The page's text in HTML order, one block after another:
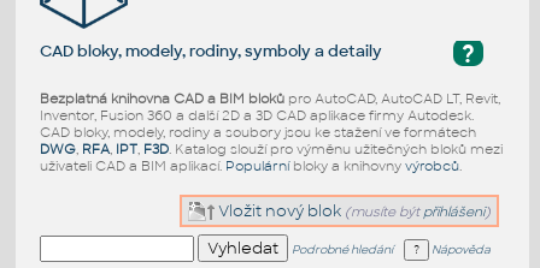
?
CAD bloky, modely, rodiny, symboly a detaily
Bezplatná knihovna CAD a BIM blokůpro AutoCAD, AutoCAD LT, Revit,
Inventor, Fusion 360 a další 2D a 3D CAD aplikace firmy Autodesk.
CAD bloky, modely, rodiny a soubory jsou ke stažení ve formátech
DWG, RFA, IPT, F3D. Katalog slouží pro výměnu užitečných bloků mezi
uživateli CAD a BIM aplikací. Populárníbloky a knihovny výrobců.
Vložit nový blok (musíte být přihlášeni)
Podrobné hledání Nápověda